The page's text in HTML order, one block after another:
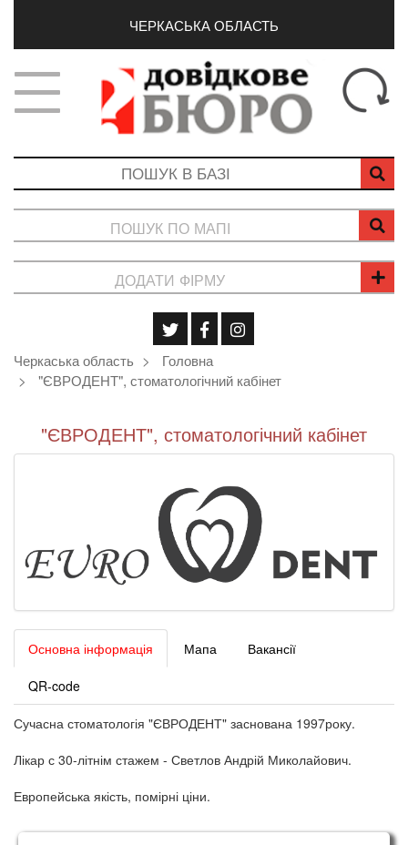
ЧЕРКАСЬКА ОБЛАСТЬ
ПОШУК ПО МАПІ
ДОДАТИ ФІРМУ
Черкаська область
Головна
"ЄВРОДЕНТ", стоматологічний кабінет
"ЄВРОДЕНТ", стоматологічний кабінет
Основна інформація Мапа Вакансії
QR-code
Сучасна стоматологія "ЄВРОДЕНТ" заснована 1997року.
Лікар с 30-літнім стажем - Светлов Андрій Миколайович.
Европейська якість, помірні ціни.